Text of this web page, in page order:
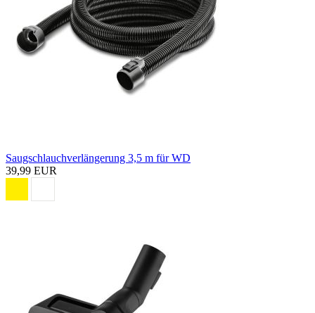
Saugschlauchverlängerung 3,5 m für WD
39,99 EUR